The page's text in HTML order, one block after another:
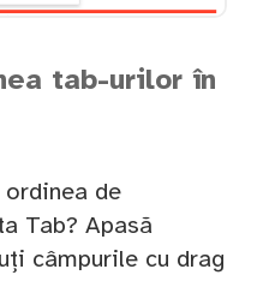
tab-urilor în
de
Tab? Apasă
câmpurile cu drag